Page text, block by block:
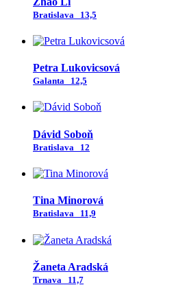
Bratislava 13,5
Petra Lukovicsová
Galanta 12,5
Dávid Soboň
Bratislava 12
Tina Minorová
Bratislava 11,9
Žaneta Aradská
Trnava 11,7